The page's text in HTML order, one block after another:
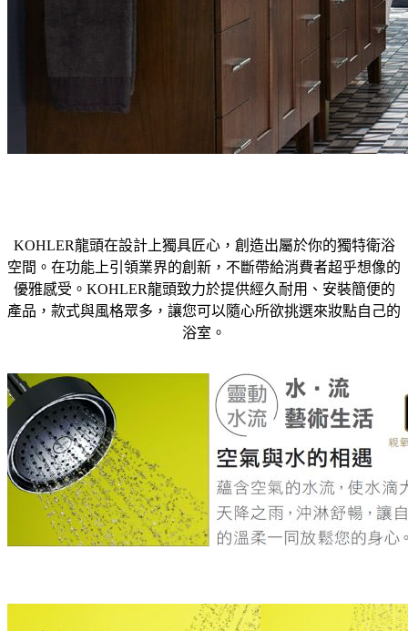
KOHLER龍頭在設計上獨具匠心，創造出屬於你的獨特衛浴
空間。在功能上引領業界的創新，不斷帶給消費者超乎想像的
優雅感受。KOHLER龍頭致力於提供經久耐用、安裝簡便的
產品，款式與風格眾多，讓您可以隨心所欲挑選來妝點自己的
浴室。